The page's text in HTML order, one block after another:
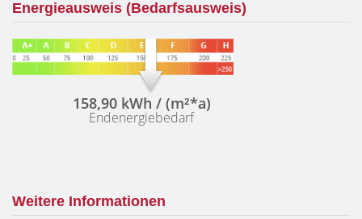
Energieausweis (Bedarfsausweis)
158,90 kWh / (m²*a)
Endenergiebedarf
Weitere Informationen